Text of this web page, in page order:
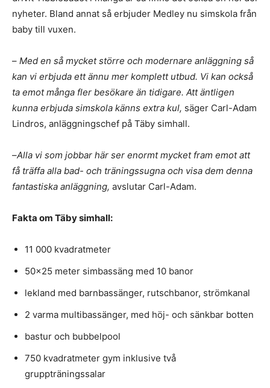
nyheter. Bland annat så erbjuder Medley nu simskola från
baby till vuxen.
– Med en så mycket större och modernare anläggning så
kan vi erbjuda ett ännu mer komplett utbud. Vi kan också
ta emot många fler besökare än tidigare. Att äntligen
kunna erbjuda simskola känns extra kul, säger Carl-Adam
Lindros, anläggningschef på Täby simhall.
–Alla vi som jobbar här ser enormt mycket fram emot att
få träffa alla bad- och träningssugna och visa dem denna
fantastiska anläggning, avslutar Carl-Adam.
Fakta om Täby simhall:
11 000 kvadratmeter
50×25 meter simbassäng med 10 banor
lekland med barnbassänger, rutschbanor, strömkanal
2 varma multibassänger, med höj- och sänkbar botten
bastur och bubbelpool
750 kvadratmeter gym inklusive två
gruppträningssalar